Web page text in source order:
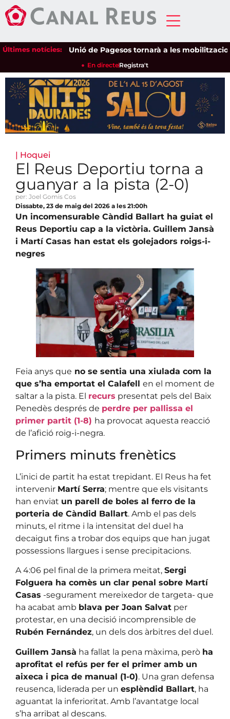
Últimes notícies:Unió de Pagesos tornarà a les mobilitzacions
En directeRegistra't
| Hoquei
El Reus Deportiu torna a
guanyar a la pista (2-0)
per: Joel Gomis Cos
Dissabte, 23 de maig del 2026 a les 21:00h
Un incomensurable Càndid Ballart ha guiat el
Reus Deportiu cap a la victòria. Guillem Jansà
i Martí Casas han estat els golejadors roigs-i-
negres
Feia anys que no se sentia una xiulada com la
que s’ha emportat el Calafell en el moment de
saltar a la pista. El recurs presentat pels del Baix
Penedès després de perdre per pallissa el
primer partit (1-8) ha provocat aquesta reacció
de l’afició roig-i-negra.
Primers minuts frenètics
L’inici de partit ha estat trepidant. El Reus ha fet
intervenir Martí Serra; mentre que els visitants
han enviat un parell de boles al ferro de la
porteria de Càndid Ballart. Amb el pas dels
minuts, el ritme i la intensitat del duel ha
decaigut fins a trobar dos equips que han jugat
possessions llargues i sense precipitacions.
A 4:06 pel final de la primera meitat, Sergi
Folguera ha comès un clar penal sobre Martí
Casas -segurament mereixedor de targeta- que
ha acabat amb blava per Joan Salvat per
protestar, en una decisió incomprensible de
Rubén Fernández, un dels dos àrbitres del duel.
Guillem Jansà ha fallat la pena màxima, però ha
aprofitat el refús per fer el primer amb un
aixeca i pica de manual (1-0). Una gran defensa
reusenca, liderada per un esplèndid Ballart, ha
aguantat la inferioritat. Amb l’avantatge local
s’ha arribat al descans.